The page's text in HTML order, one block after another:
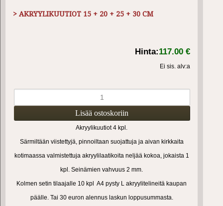
> AKRYYLIKUUTIOT 15 + 20 + 25 + 30 CM
Hinta:117.00 €
Ei sis. alv:a
Akryylikuutiot 4 kpl.
Särmiltään viistettyjä, pinnoiltaan suojattuja ja aivan kirkkaita
kotimaassa valmistettuja akryylilaatikoita neljää kokoa, jokaista 1
kpl. Seinämien vahvuus 2 mm.
Kolmen setin tilaajalle 10 kpl A4 pysty L akryylitelineitä kaupan
päälle. Tai 30 euron alennus laskun loppusummasta.